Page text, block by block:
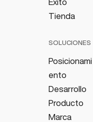
Tienda
SOLUCIONES
Posicionami
ento
Desarrollo
Producto
Marca